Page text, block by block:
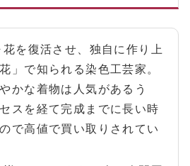
花を復活させ、独自に作り上
」で知られる染色工芸家。
かな着物は人気があるう
スを経て完成までに長い時
で高値で買い取りされてい